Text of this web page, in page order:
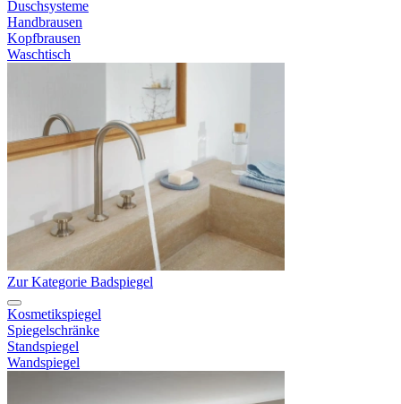
Duschsysteme
Handbrausen
Kopfbrausen
Waschtisch
Zur Kategorie Badspiegel
Kosmetikspiegel
Spiegelschränke
Standspiegel
Wandspiegel